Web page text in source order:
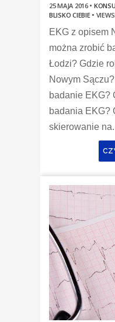
25 MAJA 2016 •
BLISKO CIEBIE•
EKG z opisem
można zrobić
Łodzi? Gdzie
Nowym
badanie EKG?
badania EKG?
skierowanie